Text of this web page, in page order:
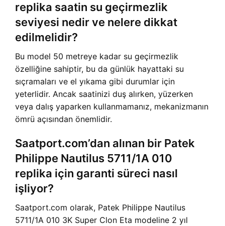
replika saatin su geçirmezlik
seviyesi nedir ve nelere dikkat
edilmelidir?
Bu model 50 metreye kadar su geçirmezlik
özelliğine sahiptir, bu da günlük hayattaki su
sıçramaları ve el yıkama gibi durumlar için
yeterlidir. Ancak saatinizi duş alırken, yüzerken
veya dalış yaparken kullanmamanız, mekanizmanın
ömrü açısından önemlidir.
Saatport.com’dan alınan bir Patek
Philippe Nautilus 5711/1A 010
replika için garanti süreci nasıl
işliyor?
Saatport.com olarak, Patek Philippe Nautilus
5711/1A 010 3K Super Clon Eta modeline 2 yıl